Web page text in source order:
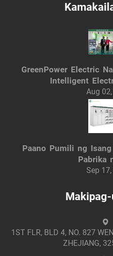
GreenPower Electric
Intelligent
Aug
Paano Pumili ng
Pabrika
Sep
1ST FLR, BLD 4, NO. 827
ZHEJIANG,